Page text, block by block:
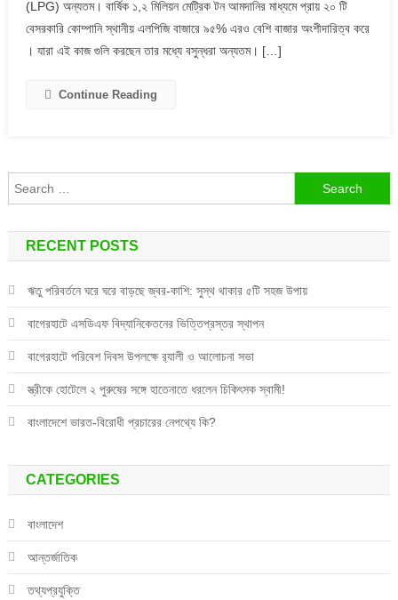
জ্বালানি
হিসেবে
(LPG) অন্যতম। বার্ষিক ১,২ মিলিয়ন মেট্রিক টন আমদানির মাধ্যমে প্রায় ২০ টি
বেসরকারি কোম্পানি স্থানীয় এলপিজি বাজারে ৯৫% এরও বেশি বাজার অংশীদারিত্ব করে
। যারা এই কাজ গুলি করছেন তার মধ্যে বসুন্ধরা অন্যতম। […]
Continue Reading
Search
for:
RECENT POSTS
ঋতু পরিবর্তনে ঘরে ঘরে বাড়ছে জ্বর-কাশি: সুস্থ থাকার ৫টি সহজ উপায়
বাগেরহাটে এসডিএফ বিদ্যানিকেতনের ভিত্তিপ্রস্তর স্থাপন
বাগেরহাটে পরিবেশ দিবস উপলক্ষে র‌্যালী ও আলোচনা সভা
স্ত্রীকে হোটেলে ২ পুরুষের সঙ্গে হাতেনাতে ধরলেন চিকিৎসক স্বামী!
বাংলাদেশে ভারত-বিরোধী প্রচারের নেপথ্যে কি?
CATEGORIES
বাংলাদেশ
আন্তর্জাতিক
তথ্যপ্রযুক্তি